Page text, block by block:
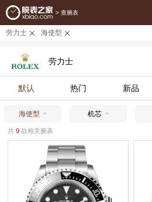
> 查腕表
劳力士 海使型
劳力士
默认 热门 新品
海使型 机芯
共 9款相关腕表